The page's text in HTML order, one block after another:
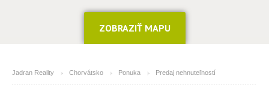
ZOBRAZIŤ MAPU
Jadran Reality Chorvátsko Ponuka Predaj nehnuteľností